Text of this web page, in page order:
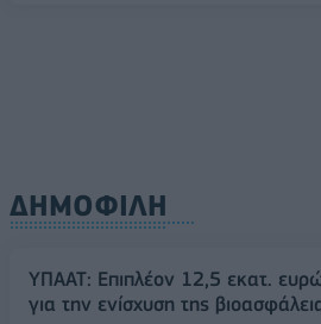
ΔΗΜΟΦΙΛΗ
ΥΠΑΑΤ: Επιπλέον 12,5 εκατ. ευρώ
για την ενίσχυση της